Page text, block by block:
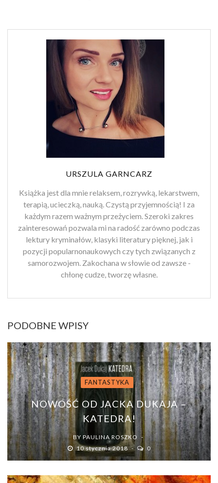
URSZULA GARNCARZ
Książka jest dla mnie relaksem, rozrywką, lekarstwem,
terapią, ucieczką, nauką. Czystą przyjemnością! I za
każdym razem ważnym przeżyciem. Szeroki zakres
zainteresowań pozwala mi na radość zarówno podczas
lektury kryminałów, klasyki literatury pięknej, jak i
pozycji popularnonaukowych czy tych związanych z
samorozwojem. Zakochana w słowie od zawsze -
chłonę cudze, tworzę własne.
PODOBNE WPISY
FANTASTYKA
NOWOŚĆ OD JACKA DUKAJA –
KATEDRA!
BY PAULINA ROSZKO
10 stycznia 2018
0